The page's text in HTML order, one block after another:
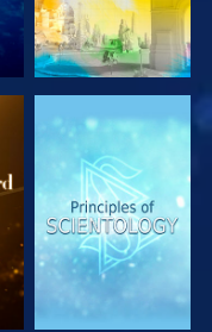
SERIE
ENTDECKEN